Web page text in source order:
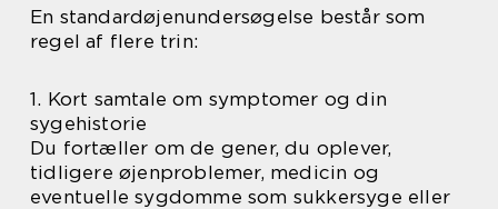
En standardøjenundersøgelse består som
regel af flere trin:
1. Kort samtale om symptomer og din
sygehistorie
Du fortæller om de gener, du oplever,
tidligere øjenproblemer, medicin og
eventuelle sygdomme som sukkersyge eller